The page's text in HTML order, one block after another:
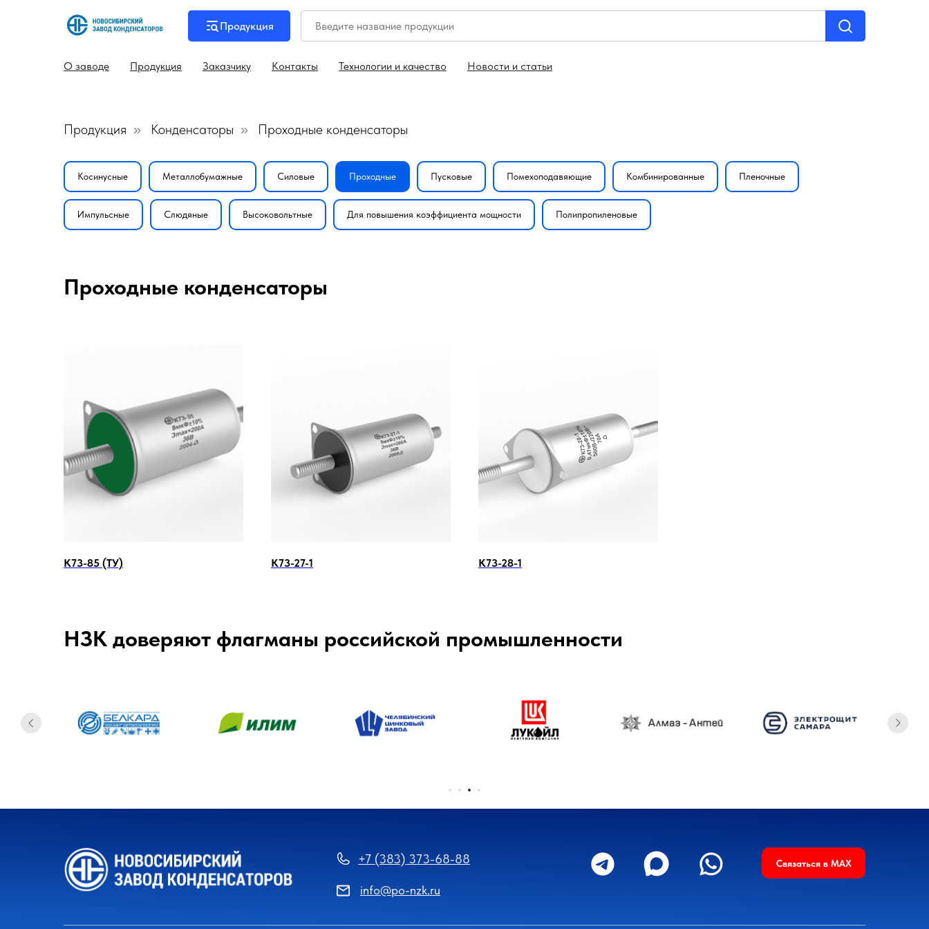
Продукция
О заводе Продукция Заказчику Контакты Технологии и качество Новости и статьи
Продукция » Конденсаторы » Проходные конденсаторы
Косинусные Металлобумажные Силовые Проходные Пусковые Помехоподавяющие Комбинированные Пленочные
Импульсные Слюдяные Высоковольтные Для повышения коэффициента мощности Полипропиленовые
Проходные конденсаторы
К73-85 (ТУ) К73-27-1 К73-28-1
НЗК доверяют флагманы российской промышленности
info@po-nzk.ru
+7 (383) 373-68-88 Связаться в MAX